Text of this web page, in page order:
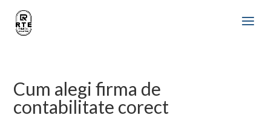
Cum alegi firma de
contabilitate corect